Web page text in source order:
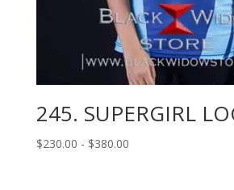
245. SUPERGIRL
$230.00 - $380.00Rango